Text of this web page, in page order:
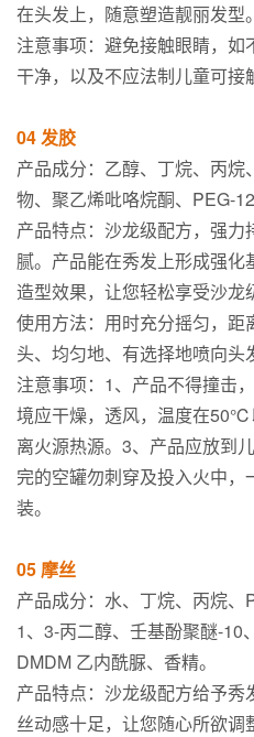
在头发上，随意塑造靓丽发型。
注意事项：避免接触眼睛，
干净，以及不应法制儿童可接
04 发胶
产品成分：乙醇、丁烷、丙
物、聚乙烯吡咯烷酮、PEG-
产品特点：沙龙级配方，强
腻。产品能在秀发上形成强
造型效果，让您轻松享受沙龙
使用方法：用时充分摇匀，
头、均匀地、有选择地喷向头
注意事项：1、产品不得撞击
境应干燥，透风，温度在50℃
离火源热源。3、产品应放到
完的空罐勿刺穿及投入火中
装。
05 摩丝
产品成分：水、丁烷、丙烷、
1、3-丙二醇、壬基酚聚醚-10
DMDM 乙内酰脲、香精。
产品特点：沙龙级配方给予
丝动感十足，让您随心所欲